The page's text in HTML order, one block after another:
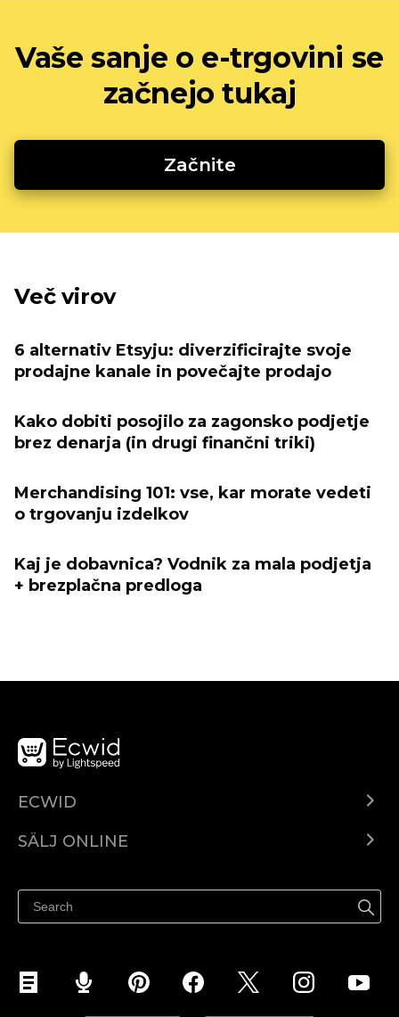
Vaše sanje o e-trgovini se
začnejo tukaj
Začnite
Več virov
6 alternativ Etsyju: diverzificirajte svoje
prodajne kanale in povečajte prodajo
Kako dobiti posojilo za zagonsko podjetje
brez denarja (in drugi finančni triki)
Merchandising 101: vse, kar morate vedeti
o trgovanju izdelkov
Kaj je dobavnica? Vodnik za mala podjetja
+ brezplačna predloga
ECWID
Pris
SÄLJ ONLINE
Sälj på Facebook
Sälj på Instagram